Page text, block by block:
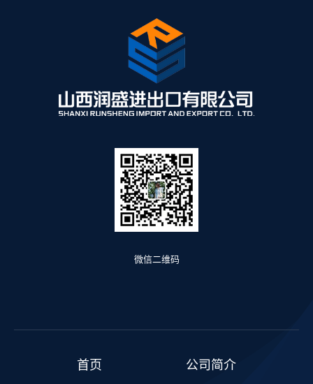
微信二维码
首页 公司简介